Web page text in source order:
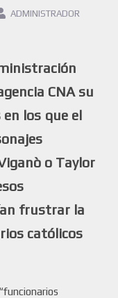
ADMINISTRADOR
CNA su
los que el
o Taylor
frustrar la
católicos